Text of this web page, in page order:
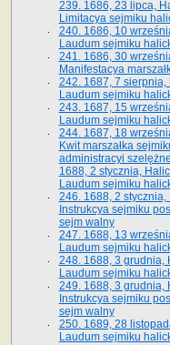
239. 1686, 23 lipca,
Limitacya sejmiku
240. 1686, 10
Laudum sejmiku
241. 1686, 30
Manifestacya
242. 1687, 7 sierpnia,
Laudum sejmiku
243. 1687, 15
Laudum sejmiku
244. 1687, 18
Kwit marszałka
administracyi
1688, 2 stycznia,
Laudum sejmiku
246. 1688, 2 stycznia,
Instrukcya sejmiku
sejm walny
247. 1688, 13
Laudum sejmiku
248. 1688, 3 grudnia,
Laudum sejmiku
249. 1688, 3 grudnia,
Instrukcya sejmiku
sejm walny
250. 1689, 28
Laudum sejmiku